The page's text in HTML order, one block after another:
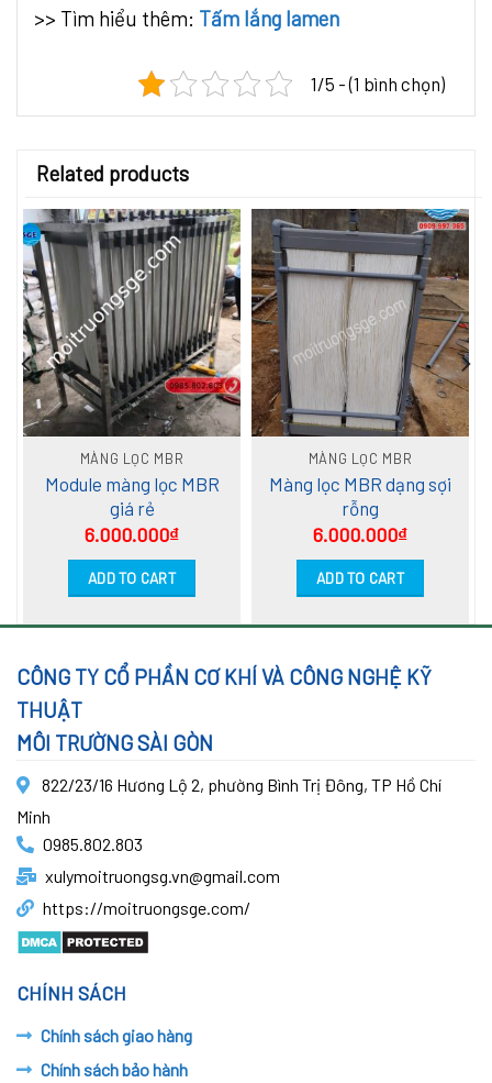
>> Tìm hiểu thêm: Tấm lắng lamen
1/5 - (1 bình chọn)
Related products
MÀNG LỌC MBR
Module màng lọc MBR
giá rẻ
6.000.000₫
ADD TO CART
MÀNG LỌC MBR
Màng lọc MBR dạng sợi
rỗng
6.000.000₫
ADD TO CART
CÔNG TY CỔ PHẦN CƠ KHÍ VÀ CÔNG NGHỆ KỸ
THUẬT
MÔI TRƯỜNG SÀI GÒN
822/23/16 Hương Lộ 2, phường Bình Trị Đông, TP Hồ Chí
Minh
0985.802.803
xulymoitruongsg.vn@gmail.com
https://moitruongsge.com/
CHÍNH SÁCH
Chính sách giao hàng
Chính sách bảo hành